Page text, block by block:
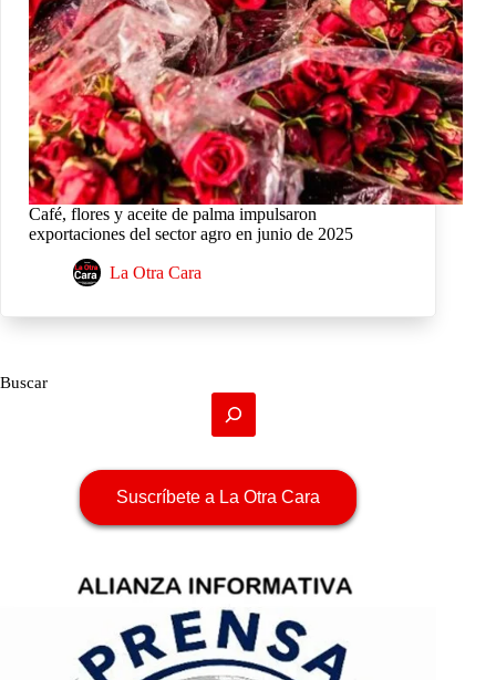
Café, flores y aceite de palma impulsaron
exportaciones del sector agro en junio de 2025
La Otra Cara
Buscar
Suscríbete a La Otra Cara